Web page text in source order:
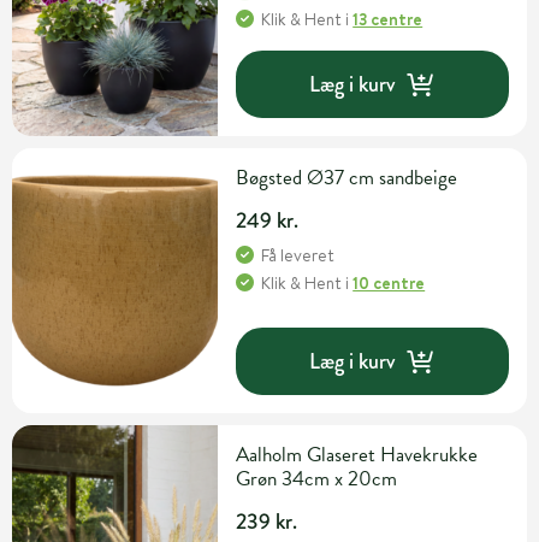
Klik & Hent i13 centre
Læg i kurv
Bøgsted Ø37 cm sandbeige
249 kr.
Få leveret
Klik & Hent i10 centre
Læg i kurv
Aalholm Glaseret Havekrukke
Grøn 34cm x 20cm
239 kr.